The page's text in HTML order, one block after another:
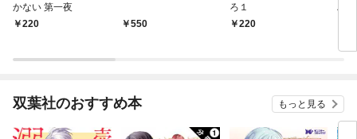
かない 第一夜
220
550
ろ１
220
ハ
双葉社のおすすめ本 もっと見る